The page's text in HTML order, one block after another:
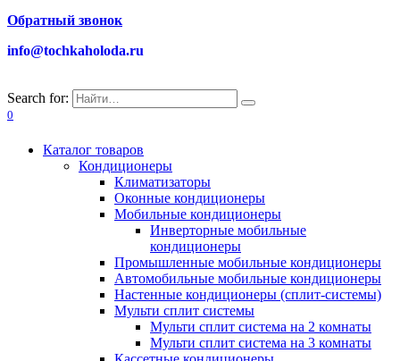
Обратный звонок
info@tochkaholoda.ru
Search for:
0
Каталог товаров
Кондиционеры
Климатизаторы
Оконные кондиционеры
Мобильные кондиционеры
Инверторные мобильные
кондиционеры
Промышленные мобильные кондиционеры
Автомобильные мобильные кондиционеры
Настенные кондиционеры (сплит-системы)
Мульти сплит системы
Мульти сплит система на 2 комнаты
Мульти сплит система на 3 комнаты